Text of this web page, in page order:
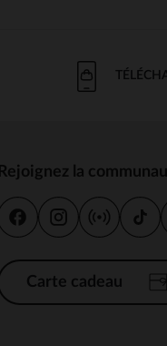
Rejoignez la
Carte cadeau